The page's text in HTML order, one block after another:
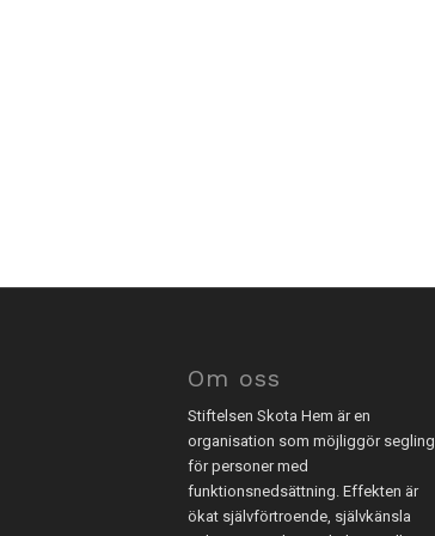
Om oss
Stiftelsen Skota Hem är en
organisation som möjliggör segling
för personer med
funktionsnedsättning. Effekten är
ökat självförtroende, självkänsla